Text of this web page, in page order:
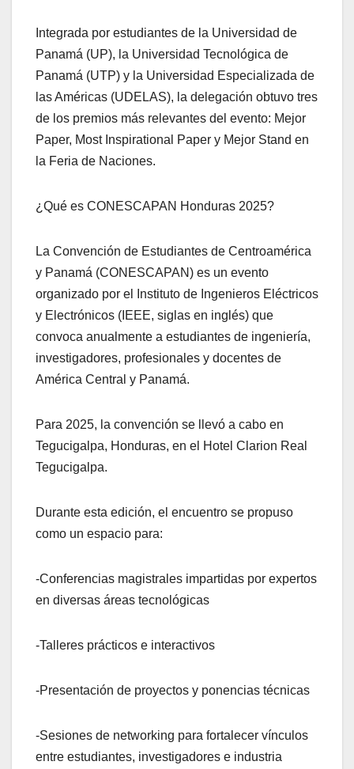
Integrada por estudiantes de la Universidad de
Panamá (UP), la Universidad Tecnológica de
Panamá (UTP) y la Universidad Especializada de
las Américas (UDELAS), la delegación obtuvo tres
de los premios más relevantes del evento: Mejor
Paper, Most Inspirational Paper y Mejor Stand en
la Feria de Naciones.
¿Qué es CONESCAPAN Honduras 2025?
La Convención de Estudiantes de Centroamérica
y Panamá (CONESCAPAN) es un evento
organizado por el Instituto de Ingenieros Eléctricos
y Electrónicos (IEEE, siglas en inglés) que
convoca anualmente a estudiantes de ingeniería,
investigadores, profesionales y docentes de
América Central y Panamá.
Para 2025, la convención se llevó a cabo en
Tegucigalpa, Honduras, en el Hotel Clarion Real
Tegucigalpa.
Durante esta edición, el encuentro se propuso
como un espacio para:
-Conferencias magistrales impartidas por expertos
en diversas áreas tecnológicas
-Talleres prácticos e interactivos
-Presentación de proyectos y ponencias técnicas
-Sesiones de networking para fortalecer vínculos
entre estudiantes, investigadores e industria